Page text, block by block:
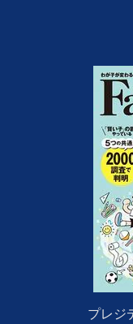
プレジ